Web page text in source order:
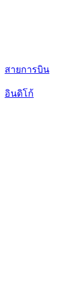
สายการบิน
อินดิโก้